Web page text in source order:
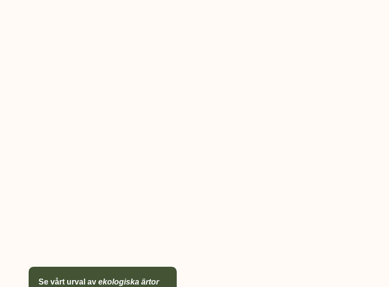
Se vårt urval avekologiska ärtor